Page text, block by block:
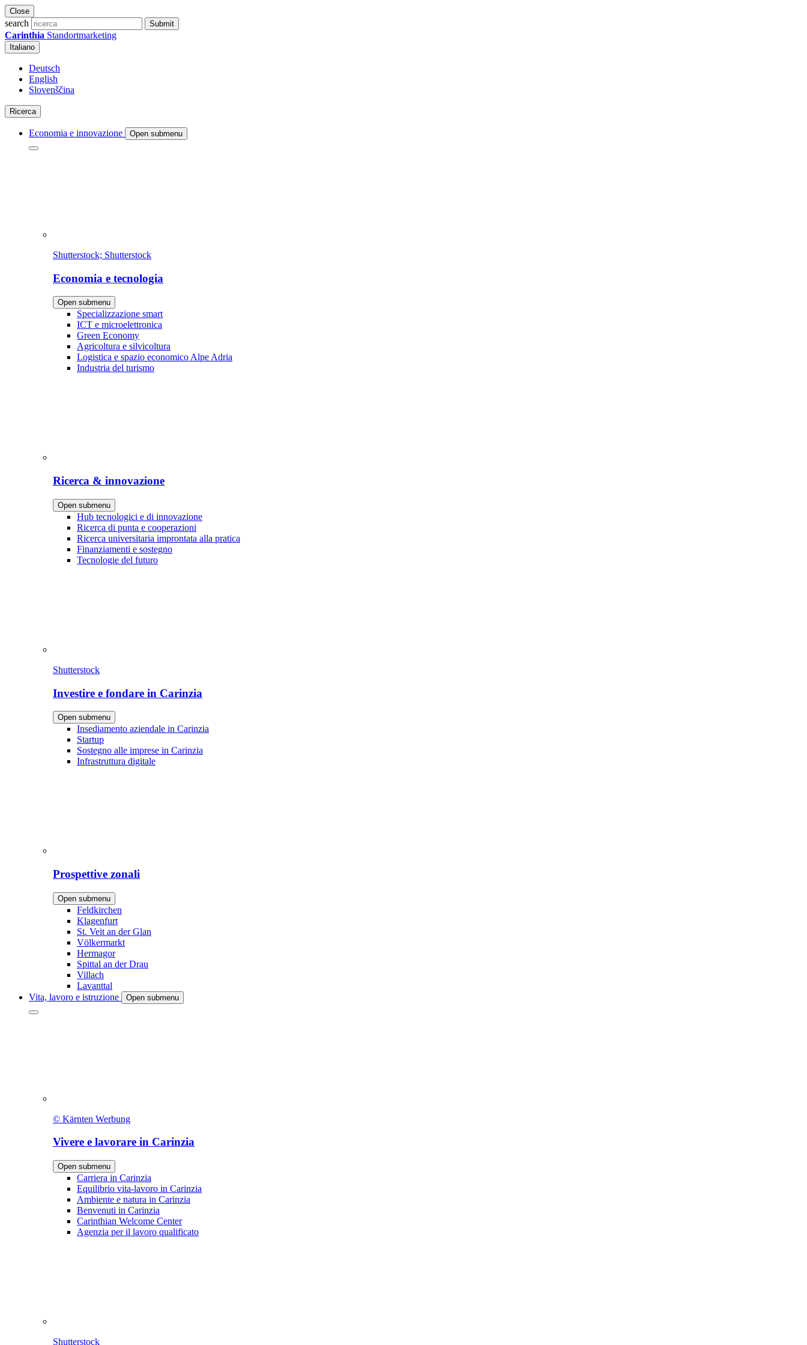
Close
search Submit
Carinthia Standortmarketing
Italiano
Deutsch
English
Slovenščina
Ricerca
Economia e innovazione Open submenu
Shutterstock; Shutterstock
Economia e tecnologia
Open submenu
Specializzazione smart
ICT e microelettronica
Green Economy
Agricoltura e silvicoltura
Logistica e spazio economico Alpe Adria
Industria del turismo
Ricerca & innovazione
Open submenu
Hub tecnologici e di innovazione
Ricerca di punta e cooperazioni
Ricerca universitaria improntata alla pratica
Finanziamenti e sostegno
Tecnologie del futuro
Shutterstock
Investire e fondare in Carinzia
Open submenu
Insediamento aziendale in Carinzia
Startup
Sostegno alle imprese in Carinzia
Infrastruttura digitale
Prospettive zonali
Open submenu
Feldkirchen
Klagenfurt
St. Veit an der Glan
Völkermarkt
Hermagor
Spittal an der Drau
Villach
Lavanttal
Vita, lavoro e istruzione
Open submenu
© Kärnten Werbung
Vivere e lavorare in Carinzia
Open submenu
Carriera in Carinzia
Equilibrio vita-lavoro in Carinzia
Ambiente e natura in Carinzia
Benvenuti in Carinzia
Carinthian Welcome Center
Agenzia per il lavoro qualificato
Shutterstock